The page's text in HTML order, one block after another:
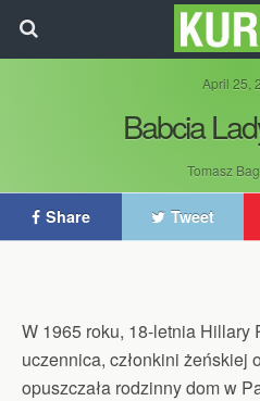
April 25,
Babcia
Tomasz
Share Tweet
W 1965 roku, 18-letnia Hillary
uczennica, członkini żeńskiej
opuszczała rodzinny dom w